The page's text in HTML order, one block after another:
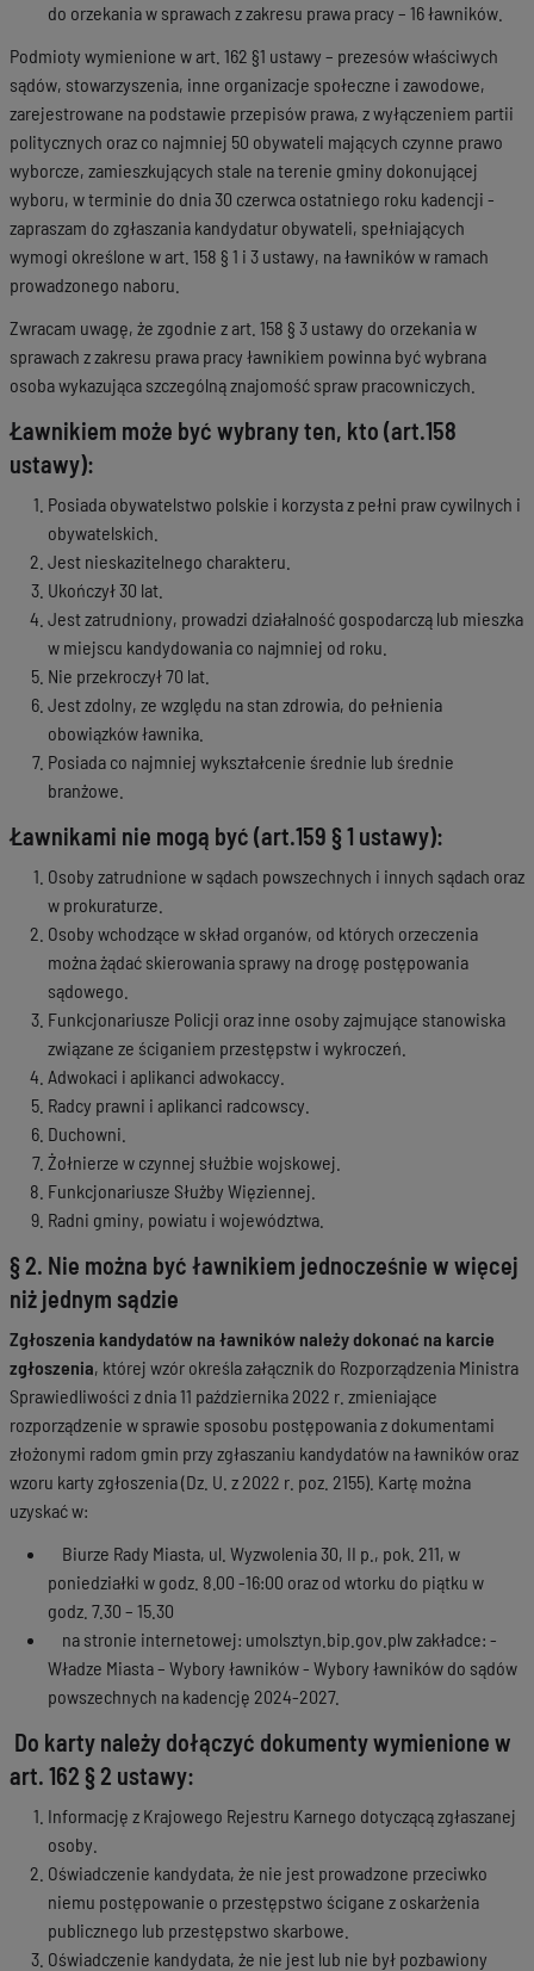
do orzekania w sprawach z zakresu prawa pracy – 16 ławników.
Podmioty wymienione w art. 162 §1 ustawy – prezesów właściwych
sądów, stowarzyszenia, inne organizacje społeczne i zawodowe,
zarejestrowane na podstawie przepisów prawa, z wyłączeniem partii
politycznych oraz co najmniej 50 obywateli mających czynne prawo
wyborcze, zamieszkujących stale na terenie gminy dokonującej
wyboru, w terminie do dnia 30 czerwca ostatniego roku kadencji -
zapraszam do zgłaszania kandydatur obywateli, spełniających
wymogi określone w art. 158 § 1 i 3 ustawy, na ławników w ramach
prowadzonego naboru.
Zwracam uwagę, że zgodnie z art. 158 § 3 ustawy do orzekania w
sprawach z zakresu prawa pracy ławnikiem powinna być wybrana
osoba wykazująca szczególną znajomość spraw pracowniczych.
Ławnikiem może być wybrany ten, kto (art.158
ustawy):
Posiada obywatelstwo polskie i korzysta z pełni praw cywilnych i
obywatelskich.
Jest nieskazitelnego charakteru.
Ukończył 30 lat.
Jest zatrudniony, prowadzi działalność gospodarczą lub mieszka
w miejscu kandydowania co najmniej od roku.
Nie przekroczył 70 lat.
Jest zdolny, ze względu na stan zdrowia, do pełnienia
obowiązków ławnika.
Posiada co najmniej wykształcenie średnie lub średnie
branżowe.
Ławnikami nie mogą być (art.159 § 1 ustawy):
Osoby zatrudnione w sądach powszechnych i innych sądach oraz
w prokuraturze.
Osoby wchodzące w skład organów, od których orzeczenia
można żądać skierowania sprawy na drogę postępowania
sądowego.
Funkcjonariusze Policji oraz inne osoby zajmujące stanowiska
związane ze ściganiem przestępstw i wykroczeń.
Adwokaci i aplikanci adwokaccy.
Radcy prawni i aplikanci radcowscy.
Duchowni.
Żołnierze w czynnej służbie wojskowej.
Funkcjonariusze Służby Więziennej.
Radni gminy, powiatu i województwa.
§ 2. Nie można być ławnikiem jednocześnie w więcej
niż jednym sądzie
Zgłoszenia kandydatów na ławników należy dokonać na karcie
zgłoszenia, której wzór określa załącznik do Rozporządzenia Ministra
Sprawiedliwości z dnia 11 października 2022 r. zmieniające
rozporządzenie w sprawie sposobu postępowania z dokumentami
złożonymi radom gmin przy zgłaszaniu kandydatów na ławników oraz
wzoru karty zgłoszenia (Dz. U. z 2022 r. poz. 2155). Kartę można
uzyskać w:
Biurze Rady Miasta, ul. Wyzwolenia 30, II p., pok. 211, w
poniedziałki w godz. 8.00 -16:00 oraz od wtorku do piątku w
godz. 7.30 – 15.30
na stronie internetowej: umolsztyn.bip.gov.plw zakładce: -
Władze Miasta – Wybory ławników - Wybory ławników do sądów
powszechnych na kadencję 2024-2027.
Do karty należy dołączyć dokumenty wymienione w
art. 162 § 2 ustawy:
Informację z Krajowego Rejestru Karnego dotyczącą zgłaszanej
osoby.
Oświadczenie kandydata, że nie jest prowadzone przeciwko
niemu postępowanie o przestępstwo ścigane z oskarżenia
publicznego lub przestępstwo skarbowe.
Oświadczenie kandydata, że nie jest lub nie był pozbawiony